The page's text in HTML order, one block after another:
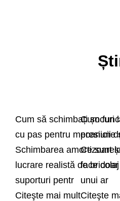
Cum să schimbați șocuri
cu pas pentru mecanicii
Schimbarea
lucrare realistă de
suporturi pentr
Citeşte mai mult
Cum
presiune
Ce sunt
face
unui ar
Citeşte